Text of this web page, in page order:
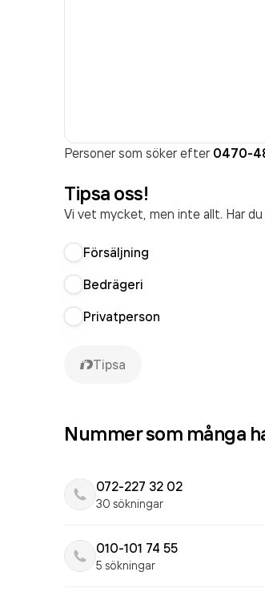
Personer som söker efter 0470-
Tipsa oss!
Vi vet mycket, men inte allt. Har
Försäljning
Bedrägeri
Privatperson
Tipsa
Nummer som många
072-227 32 02
30 sökningar
010-101 74 55
5 sökningar